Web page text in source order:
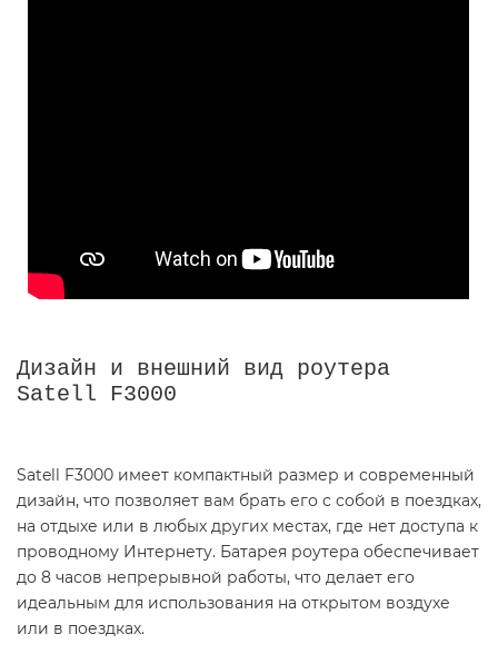
Дизайн и внешний вид роутера
Satell F3000
Satell F3000 имеет компактный размер и современный
дизайн, что позволяет вам брать его с собой в поездках,
на отдыхе или в любых других местах, где нет доступа к
проводному Интернету. Батарея роутера обеспечивает
до 8 часов непрерывной работы, что делает его
идеальным для использования на открытом воздухе
или в поездках.